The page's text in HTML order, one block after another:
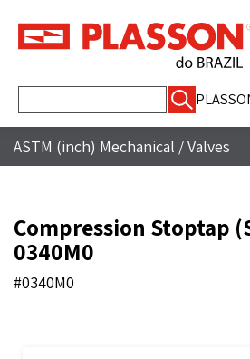
por:
ASTM (inch) Mechanical /Valves
Compression Stoptap
0340M0
#0340M0